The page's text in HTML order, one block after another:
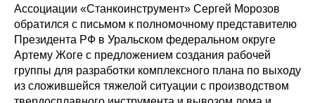
Ассоциации «Станкоинструмент» Сергей Морозов
обратился с письмом к полномочному представителю
Президента РФ в Уральском федеральном округе
Артему Жоге с предложением создания рабочей
группы для разработки комплексного плана по выходу
из сложившейся тяжелой ситуации с производством